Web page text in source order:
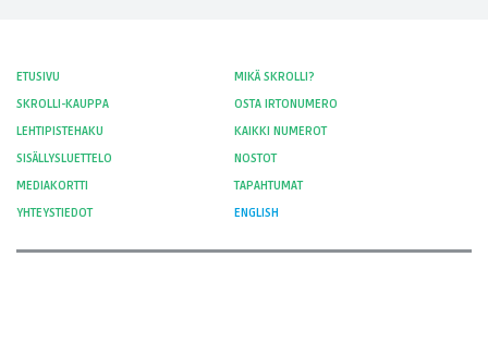
ETUSIVU
MIKÄ SKROLLI?
SKROLLI-KAUPPA
OSTA IRTONUMERO
LEHTIPISTEHAKU
KAIKKI NUMEROT
SISÄLLYSLUETTELO
NOSTOT
MEDIAKORTTI
TAPAHTUMAT
YHTEYSTIEDOT
ENGLISH